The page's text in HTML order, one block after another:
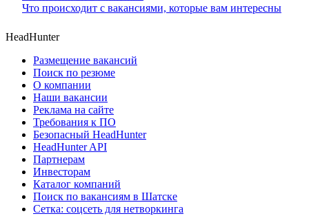
Что происходит с вакансиями, которые вам интересны
HeadHunter
Размещение вакансий
Поиск по резюме
О компании
Наши вакансии
Реклама на сайте
Требования к ПО
Безопасный HeadHunter
HeadHunter API
Партнерам
Инвесторам
Каталог компаний
Поиск по вакансиям в Шатске
Сетка: соцсеть для нетворкинга